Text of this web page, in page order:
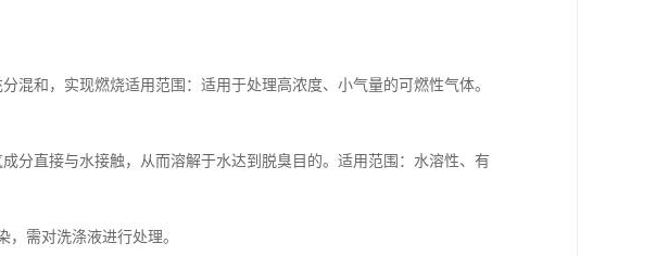
混和，实现燃烧适用范围：适用于处理高浓度、小气量的可燃性气体。
分直接与水接触，从而溶解于水达到脱臭目的。适用范围：水溶性、有
需对洗涤液进行处理。